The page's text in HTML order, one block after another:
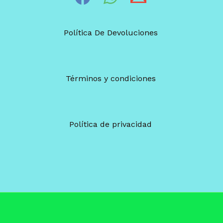
Política De Devoluciones
Términos y condiciones
Política de privacidad